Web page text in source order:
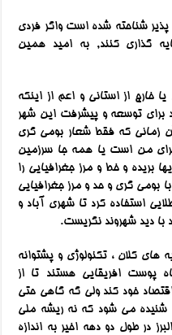
شناحته شده است واگر فردی
گذاری کنند, به امید همین
خارج از استانی و اعم از اینکه
برای توسعه و پیشرفت این شهر
زمانی که فقط شعار بومی گری
من است یا همه جا سرزمین
بریده و خط و مرز جغرافیایی را
بومی گری و حد و مرز جغرافیایی
استفاده کرد تا شهری آباد و
با دید شهروند نگریست.
های کلان ، تکنولوژی و پشتوانه
پوست افریقایی هستند تا از
اقتصاد خود کند ولی گه گاهی حتی
شنیده می شود که نه ریشه ملی
در طول دو دهه اخیر به اندازه